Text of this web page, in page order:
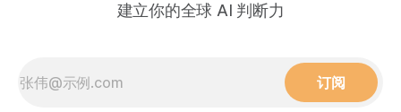
建立你的全球 AI 判断力
订阅